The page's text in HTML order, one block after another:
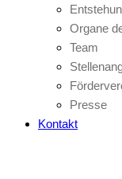
Organe
Team
Presse
Kontakt